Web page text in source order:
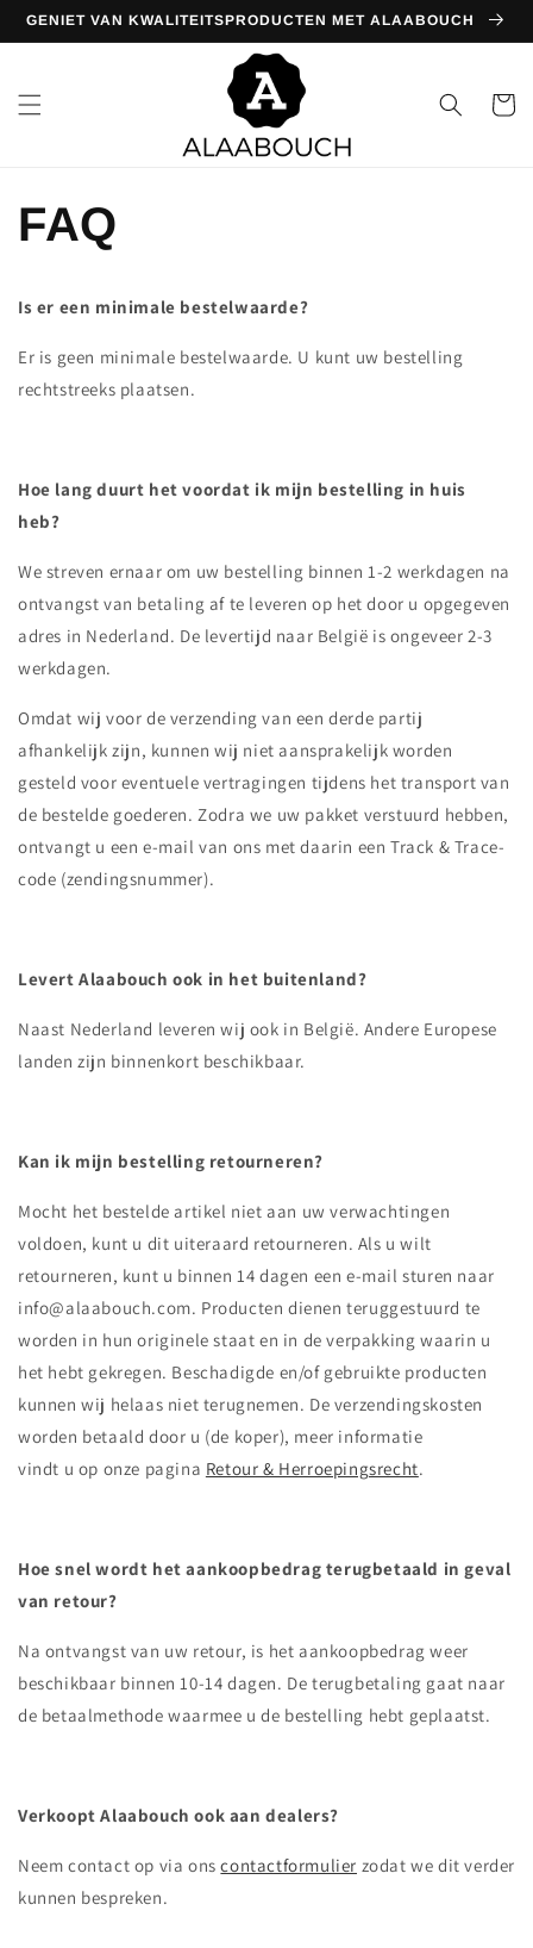
naar de
content
GENIET VAN KWALITEITSPRODUCTEN MET ALAABOUCH
FAQ
Is er een minimale bestelwaarde?
Er is geen minimale bestelwaarde. U kunt uw bestelling
rechtstreeks plaatsen.
Hoe lang duurt het voordat ik mijn bestelling in huis
heb?
We streven ernaar om uw bestelling binnen 1-2 werkdagen na
ontvangst van betaling af te leveren op het door u opgegeven
adres in Nederland. De levertijd naar België is ongeveer 2-3
werkdagen.
Omdat wij voor de verzending van een derde partij
afhankelijk zijn, kunnen wij niet aansprakelijk worden
gesteld voor eventuele vertragingen tijdens het transport van
de bestelde goederen. Zodra we uw pakket verstuurd hebben,
ontvangt u een e-mail van ons met daarin een Track & Trace-
code (zendingsnummer).
Levert Alaabouch ook in het buitenland?
Naast Nederland leveren wij ook in België. Andere Europese
landen zijn binnenkort beschikbaar.
Kan ik mijn bestelling retourneren?
Mocht het bestelde artikel niet aan uw verwachtingen
voldoen, kunt u dit uiteraard retourneren. Als u wilt
retourneren, kunt u binnen 14 dagen een e-mail sturen naar
info@alaabouch.com. Producten dienen teruggestuurd te
worden in hun originele staat en in de verpakking waarin u
het hebt gekregen. Beschadigde en/of gebruikte producten
kunnen wij helaas niet terugnemen. De verzendingskosten
worden betaald door u (de koper), meer informatie
vindt u op onze pagina Retour & Herroepingsrecht.
Hoe snel wordt het aankoopbedrag terugbetaald in geval
van retour?
Na ontvangst van uw retour, is het aankoopbedrag weer
beschikbaar binnen 10-14 dagen. De terugbetaling gaat naar
de betaalmethode waarmee u de bestelling hebt geplaatst.
Verkoopt Alaabouch ook aan dealers?
Neem contact op via onscontactformulier zodat we dit verder
kunnen bespreken.